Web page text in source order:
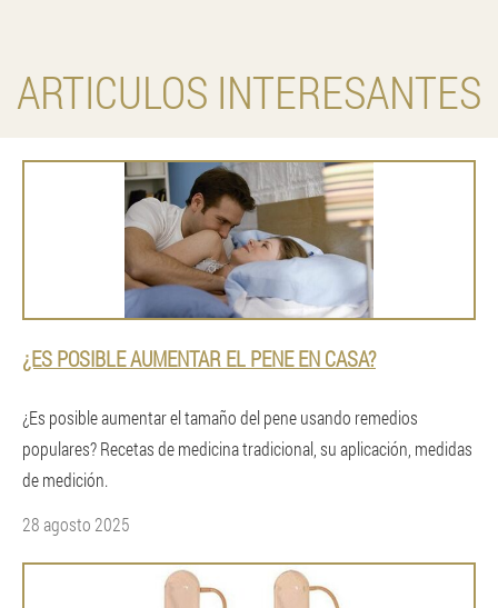
ARTICULOS INTERESANTES
¿ES POSIBLE AUMENTAR EL PENE EN CASA?
¿Es posible aumentar el tamaño del pene usando remedios
populares? Recetas de medicina tradicional, su aplicación, medidas
de medición.
28 agosto 2025